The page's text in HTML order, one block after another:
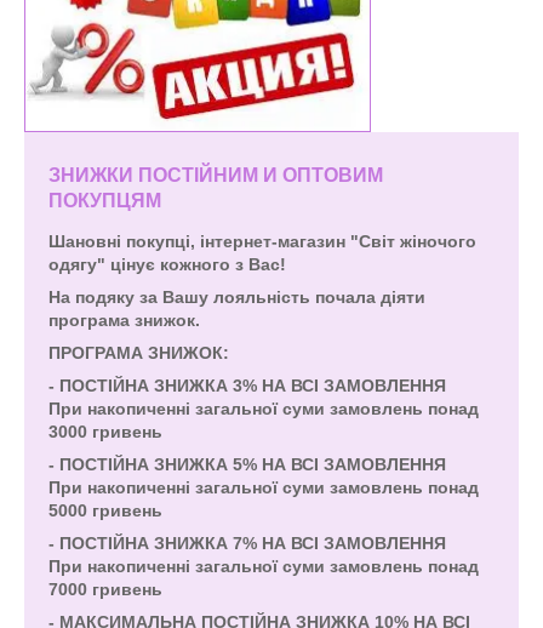
ЗНИЖКИ ПОСТІЙНИМ И ОПТОВИМ
ПОКУПЦЯМ
Шановні покупці, інтернет-магазин "Світ жіночого
одягу" цінує кожного з Вас!
На подяку за Вашу лояльність почала діяти
програма знижок.
ПРОГРАМА ЗНИЖОК:
- ПОСТІЙНА ЗНИЖКА 3% НА ВСІ ЗАМОВЛЕННЯ
При накопиченні загальної суми замовлень понад
3000 гривень
- ПОСТІЙНА ЗНИЖКА 5% НА ВСІ ЗАМОВЛЕННЯ
При накопиченні загальної суми замовлень понад
5000 гривень
- ПОСТІЙНА ЗНИЖКА 7% НА ВСІ ЗАМОВЛЕННЯ
При накопиченні загальної суми замовлень понад
7000 гривень
- МАКСИМАЛЬНА ПОСТІЙНА ЗНИЖКА 10% НА ВСІ